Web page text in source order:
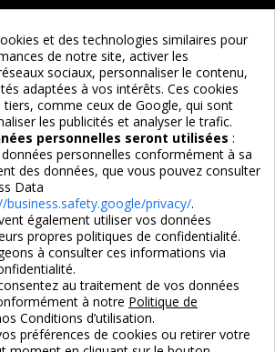
Informations
Services
Nous suivre
4,7/5
PAIEMENT 100% SÉCURISÉ
par CB / Amex / Virement
et des technologies similaires pour
de notre site, activer les
sociaux, personnaliser le contenu,
adaptées à vos intérêts. Ces cookies
comme ceux de Google, qui sont
les publicités et analyser le trafic.
personnelles seront utilisées :
personnelles conformément à sa
des données, que vous pouvez consulter
Data
business.safety.google/privacy/.
également utiliser vos données
propres politiques de confidentialité.
à consulter ces informations via
au traitement de vos données
à notre Politique de
Conditions d’utilisation.
préférences de cookies ou retirer votre